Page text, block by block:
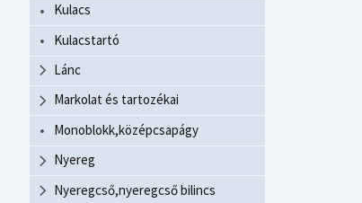
Kulacs
Kulacstartó
Lánc
Markolat és tartozékai
Monoblokk,középcsapágy
Nyereg
Nyeregcső,nyeregcső bilincs